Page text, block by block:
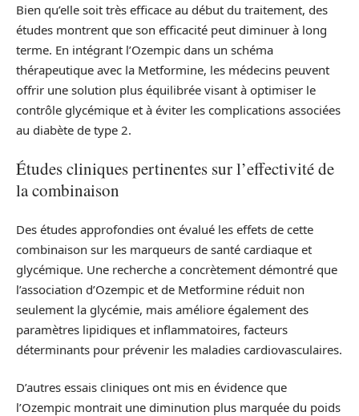
Bien qu’elle soit très efficace au début du traitement, des
études montrent que son efficacité peut diminuer à long
terme. En intégrant l’Ozempic dans un schéma
thérapeutique avec la Metformine, les médecins peuvent
offrir une solution plus équilibrée visant à optimiser le
contrôle glycémique et à éviter les complications associées
au diabète de type 2.
Études cliniques pertinentes sur l’effectivité de
la combinaison
Des études approfondies ont évalué les effets de cette
combinaison sur les marqueurs de santé cardiaque et
glycémique. Une recherche a concrètement démontré que
l’association d’Ozempic et de Metformine réduit non
seulement la glycémie, mais améliore également des
paramètres lipidiques et inflammatoires, facteurs
déterminants pour prévenir les maladies cardiovasculaires.
D’autres essais cliniques ont mis en évidence que
l’Ozempic montrait une diminution plus marquée du poids